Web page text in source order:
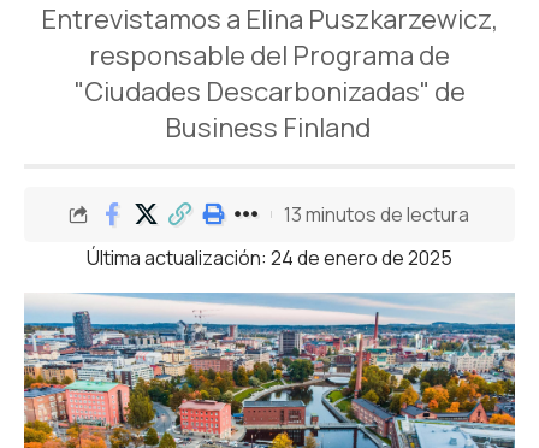
Entrevistamos a Elina Puszkarzewicz,
responsable del Programa de
"Ciudades Descarbonizadas" de
Business Finland
Última actualización: 24 de enero de 2025
13 minutos de lectura